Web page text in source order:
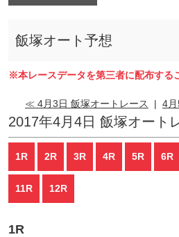
飯塚オート予想
※本レースデータを第三者に配布する
≪ 4月3日 飯塚オートレース | 4
2017年4月4日 飯塚オート
1R 2R 3R 4R 5R 6R
11R 12R
1R